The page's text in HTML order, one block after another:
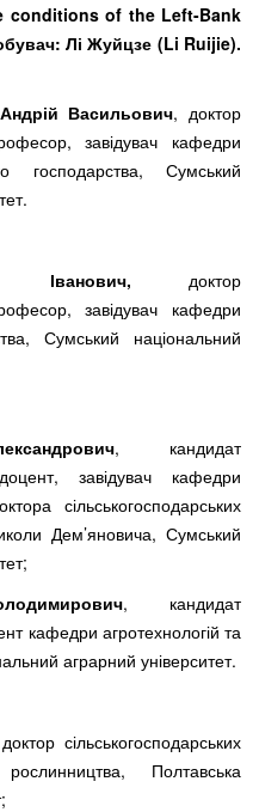
conditions of the Left-Bank
Лі Жуйцзе (Li Ruijie).
Васильович, доктор
завідувач кафедри
господарства, Сумський
Іванович, доктор
завідувач кафедри
Сумський національний
, кандидат
завідувач кафедри
сільськогосподарських
Дем’яновича, Сумський
, кандидат
кафедри агротехнологій та
аграрний університет.
доктор сільськогосподарських
Полтавська